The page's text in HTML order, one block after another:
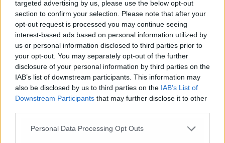
targeted advertising by us, please use the below opt-out
section to confirm your selection. Please note that after your
opt-out request is processed you may continue seeing
interest-based ads based on personal information utilized by
us or personal information disclosed to third parties prior to
your opt-out. You may separately opt-out of the further
disclosure of your personal information by third parties on the
IAB’s list of downstream participants. This information may
also be disclosed by us to third parties on the IAB’s List of
Downstream Participants that may further disclose it to other
Personal Data Processing Opt Outs